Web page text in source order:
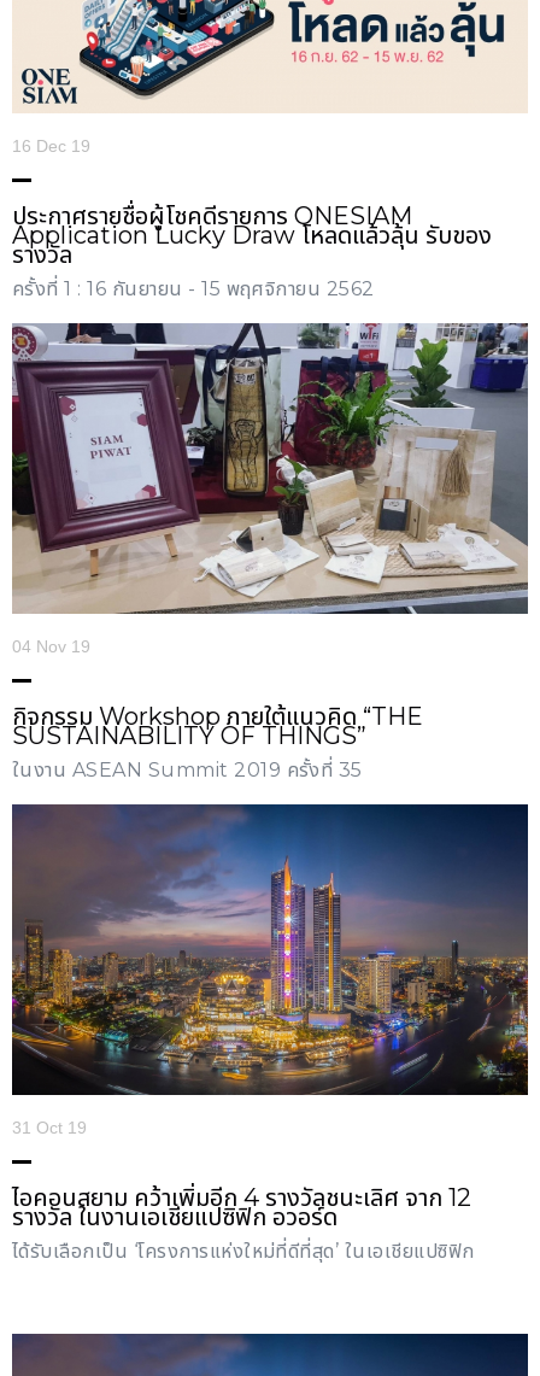
16 Dec 19
ประกาศรายชื่อผู้โชคดีรายการ ONESIAM
Application Lucky Draw โหลดแล้วลุ้น รับของ
รางวัล
ครั้งที่ 1 : 16 กันยายน - 15 พฤศจิกายน 2562
04 Nov 19
กิจกรรม Workshop ภายใต้แนวคิด “THE
SUSTAINABILITY OF THINGS”
ในงาน ASEAN Summit 2019 ครั้งที่ 35
31 Oct 19
ไอคอนสยาม คว้าเพิ่มอีก 4 รางวัลชนะเลิศ จาก 12
รางวัล ในงานเอเชียแปซิฟิก อวอร์ด
ได้รับเลือกเป็น ‘โครงการแห่งใหม่ที่ดีที่สุด’ ในเอเชียแปซิฟิก